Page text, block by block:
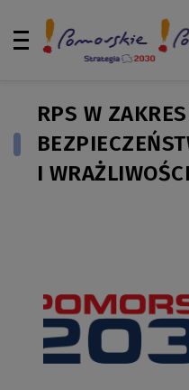
RPS W
I